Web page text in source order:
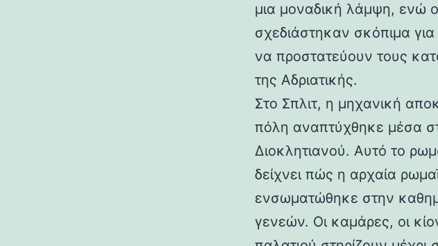
μια μοναδική λάμψη, ενώ
σχεδιάστηκαν σκόπιμα
να προστατεύουν τους
της Αδριατικής.
Στο Σπλιτ, η μηχανική
πόλη αναπτύχθηκε μέσα
Διοκλητιανού. Αυτό το
δείχνει πώς η αρχαία
ενσωματώθηκε στην
γενεών. Οι καμάρες, οι